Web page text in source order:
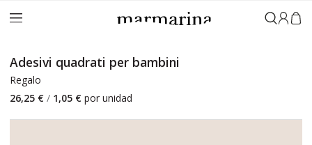
Accedi
Adesivi quadrati per bambini
Regalo
26,25 € / 1,05 € por unidad